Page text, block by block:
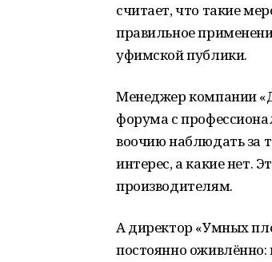
считает, что такие
правильное
уфимской публики.
Менеджер компании
форума с
воочию наблюдать за
интерес, а какие нет.
производителям.
А директор «Умных
постоянно